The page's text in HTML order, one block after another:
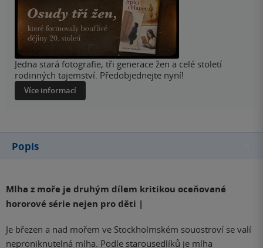
Jedna stará fotografie, tři generace žen a celé století
rodinných tajemství. Předobjednejte nyní!
Více informací
Popis
Mlha z moře je druhým dílem kritikou oceňované
hororové série nejen pro děti |
Je březen a nad mořem ve Stockholmském souostroví se valí
neproniknutelná mlha. Podle starousedlíků je mlha